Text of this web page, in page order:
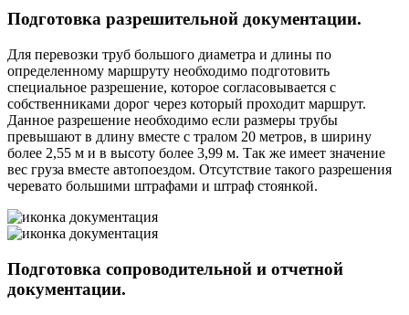
Подготовка разрешительной документации.
Для перевозки труб большого диаметра и длины по
определенному маршруту необходимо подготовить
специальное разрешение, которое согласовывается с
собственниками дорог через который проходит маршрут.
Данное разрешение необходимо если размеры трубы
превышают в длину вместе с тралом 20 метров, в ширину
более 2,55 м и в высоту более 3,99 м. Так же имеет значение
вес груза вместе автопоездом. Отсутствие такого разрешения
черевато большими штрафами и штраф стоянкой.
Подготовка сопроводительной и отчетной
документации.